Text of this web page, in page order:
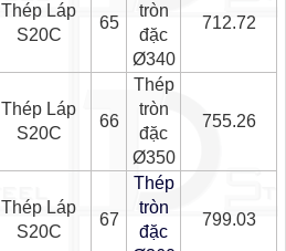
Thép Láp
S20C
65
tròn
đặc
Ø340
712.72
Thép Láp
S20C
66
Thép
tròn
đặc
Ø350
755.26
Thép Láp
S20C
67
Thép
tròn
đặc
799.03